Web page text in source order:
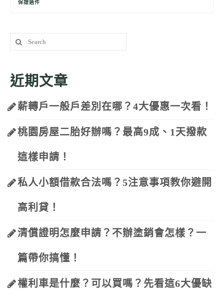
保證過件
Search
for:
近期文章
薪轉戶一般戶差別在哪？4大優惠一次看！
桃園房屋二胎好辦嗎？最高9成、1天撥款
這樣申請！
私人小額借款合法嗎？5注意事項教你避開
高利貸！
清償證明怎麼申請？不辦塗銷會怎樣？一
篇帶你搞懂！
權利車是什麼？可以買嗎？先看這6大優缺